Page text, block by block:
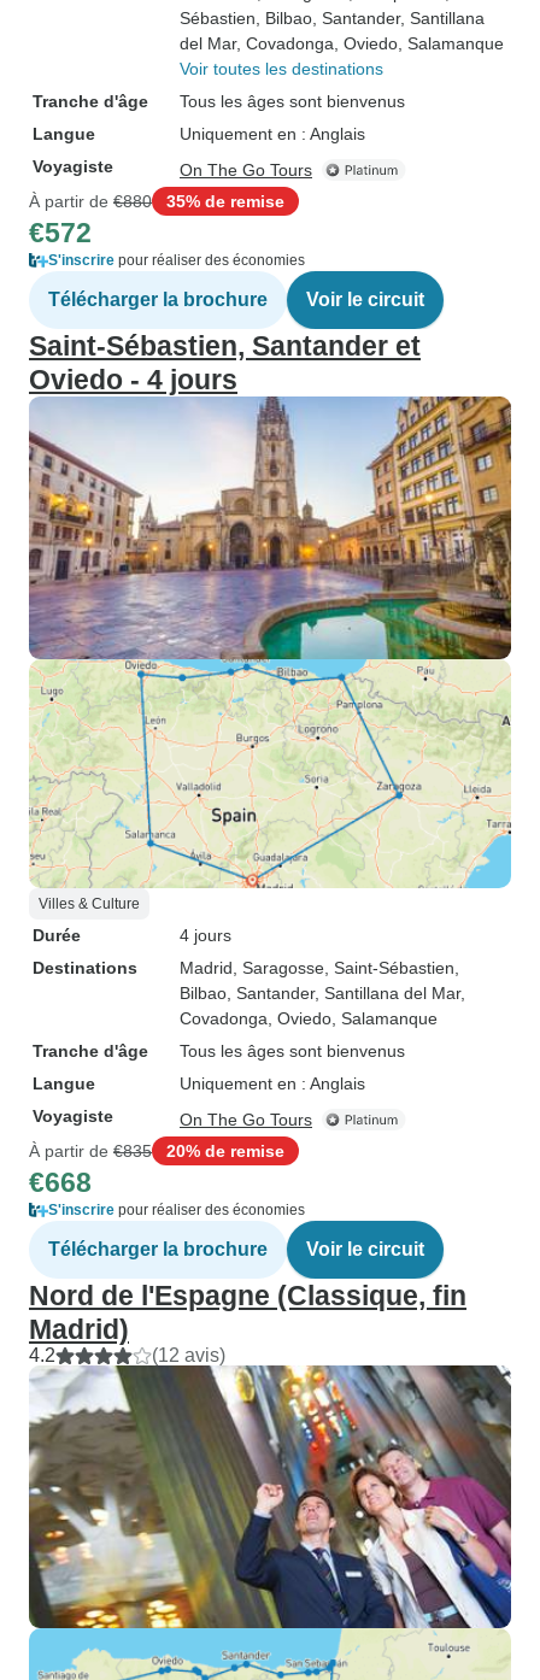
Sébastien , Bilbao , Santander, Santillana
del Mar, Covadonga , Oviedo , Salamanque
Voir toutes les destinations
Tranche d'âge
Tous les âges sont bienvenus
Langue
Uniquement en : Anglais
Voyagiste
On The Go Tours
À partir de €880 35% de remise
€572
S'inscrire pour réaliser des économies
Télécharger la brochure Voir le circuit
Saint-Sébastien, Santander et
Oviedo - 4 jours
Villes & Culture
Durée
4 jours
Destinations
Madrid , Saragosse , Saint-Sébastien
Bilbao , Santander, Santillana del Mar,
Covadonga , Oviedo , Salamanque
Tranche d'âge
Tous les âges sont bienvenus
Langue
Uniquement en : Anglais
Voyagiste
On The Go Tours
À partir de €835 20% de remise
€668
S'inscrire pour réaliser des économies
Télécharger la brochure Voir le circuit
Nord de l'Espagne (Classique, fin
Madrid)
4.2 (12 avis)